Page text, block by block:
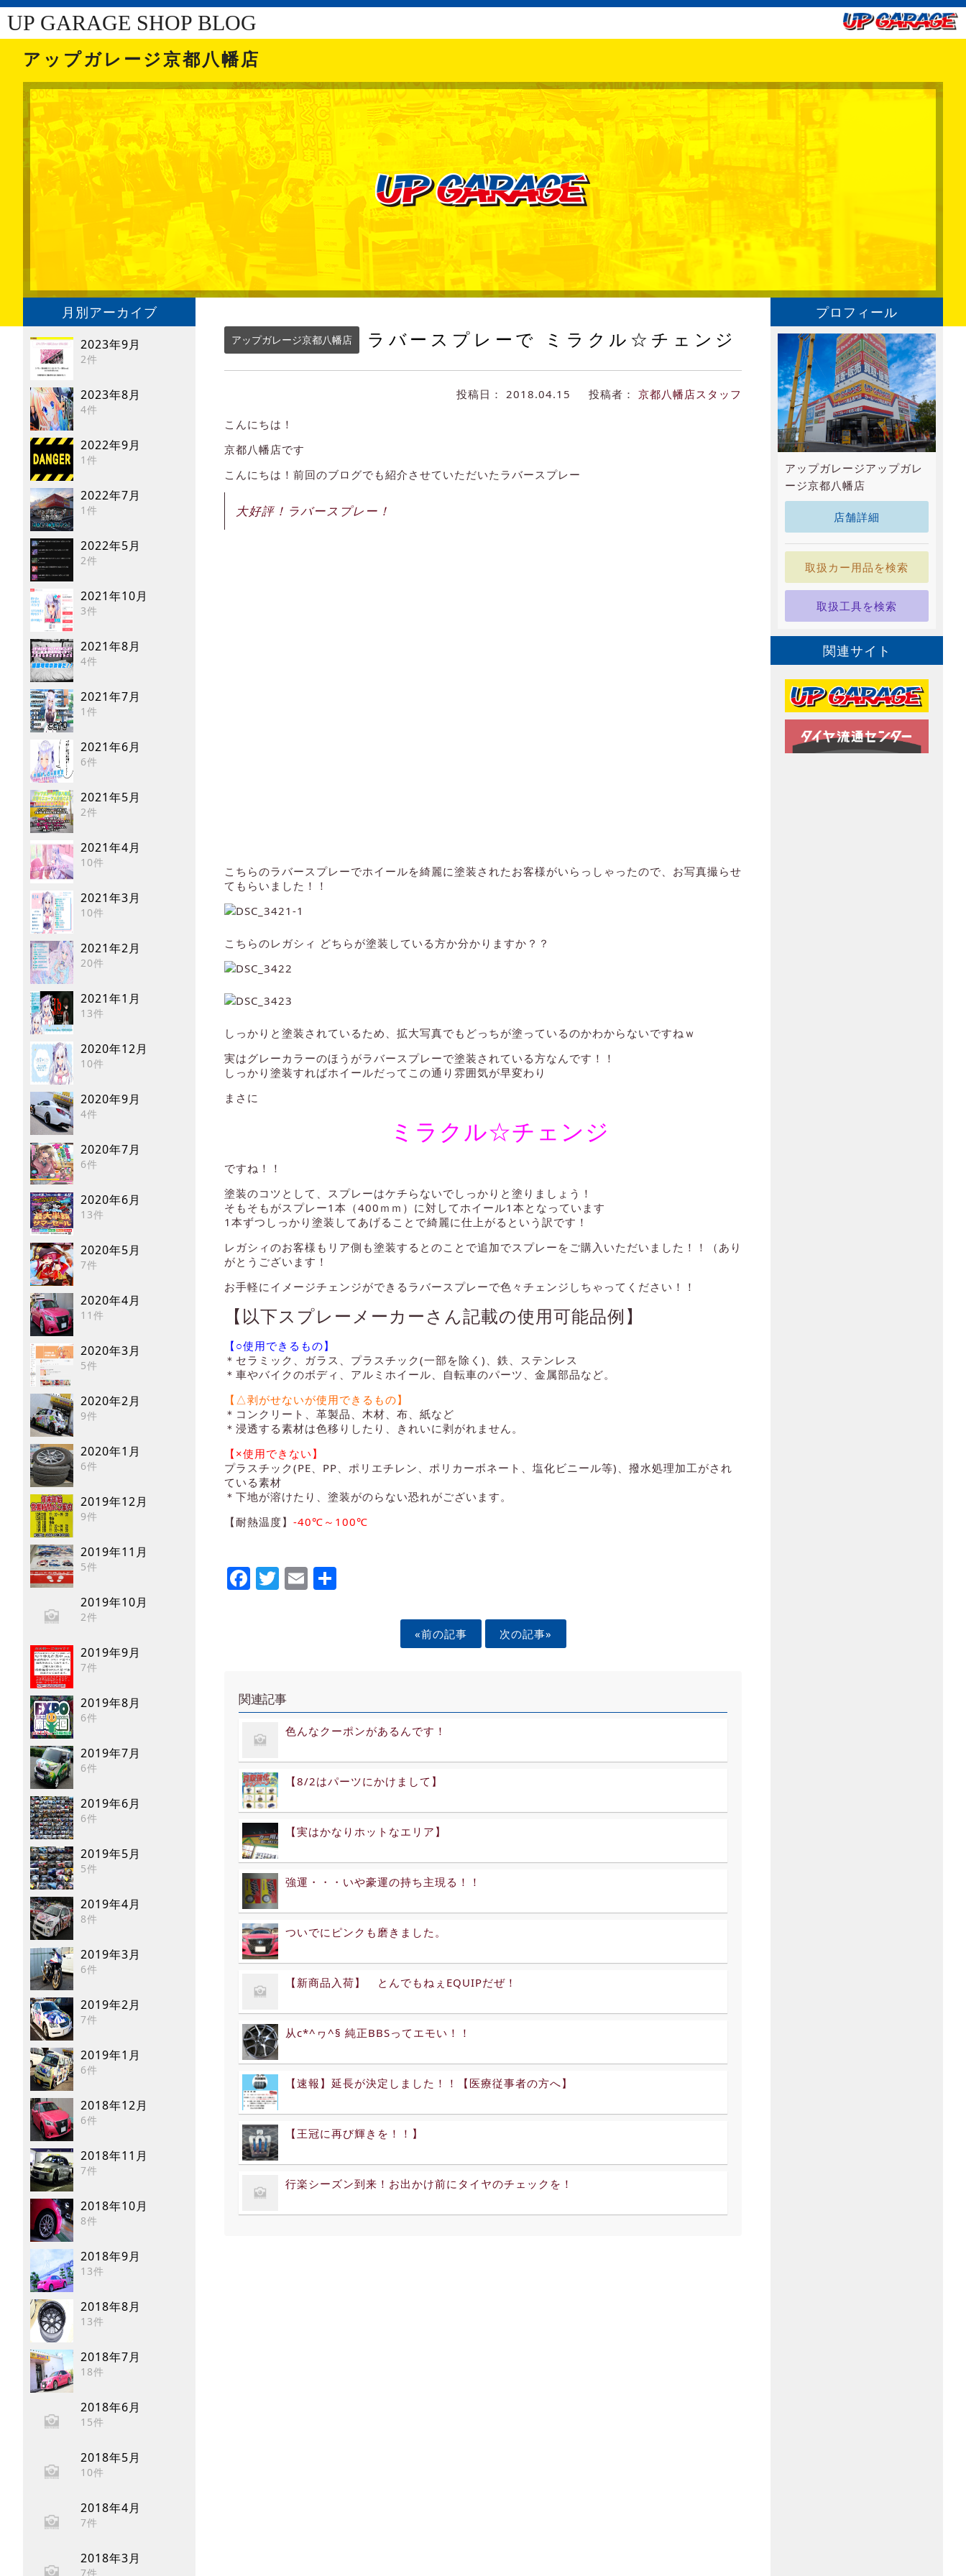
UP GARAGE SHOP BLOG
アップガレージ京都八幡店
月別アーカイブ
2023年9月
2件
2023年8月
4件
2022年9月
1件
2022年7月
1件
2022年5月
2件
2021年10月
3件
2021年8月
4件
2021年7月
1件
2021年6月
6件
2021年5月
2件
2021年4月
10件
2021年3月
10件
2021年2月
20件
2021年1月
13件
2020年12月
10件
2020年9月
4件
2020年7月
6件
2020年6月
13件
2020年5月
7件
2020年4月
11件
2020年3月
5件
2020年2月
9件
2020年1月
6件
2019年12月
9件
2019年11月
5件
2019年10月
2件
2019年9月
7件
2019年8月
6件
2019年7月
6件
2019年6月
6件
2019年5月
5件
2019年4月
8件
2019年3月
6件
2019年2月
7件
2019年1月
6件
2018年12月
6件
2018年11月
7件
2018年10月
8件
2018年9月
13件
2018年8月
13件
2018年7月
18件
2018年6月
15件
2018年5月
10件
2018年4月
7件
2018年3月
7件
アップガレージ京都八幡店 ラバースプレーで ミラクル☆チェンジ
投稿日： 2018.04.15 投稿者： 京都八幡店スタッフ
こんにちは！
京都八幡店です
こんにちは！前回のブログでも紹介させていただいたラバースプレー
大好評！ラバースプレー！
こちらのラバースプレーでホイールを綺麗に塗装されたお客様がいらっしゃったので、お写真撮らせ
てもらいました！！
こちらのレガシィ どちらが塗装している方か分かりますか？？
しっかりと塗装されているため、拡大写真でもどっちが塗っているのかわからないですねｗ
実はグレーカラーのほうがラバースプレーで塗装されている方なんです！！
しっかり塗装すればホイールだってこの通り雰囲気が早変わり
まさに
ミラクル☆チェンジ
ですね！！
塗装のコツとして、スプレーはケチらないでしっかりと塗りましょう！
そもそもがスプレー1本（400ｍｍ）に対してホイール1本となっています
1本ずつしっかり塗装してあげることで綺麗に仕上がるという訳です！
レガシィのお客様もリア側も塗装するとのことで追加でスプレーをご購入いただいました！！（あり
がとうございます！
お手軽にイメージチェンジができるラバースプレーで色々チェンジしちゃってください！！
【以下スプレーメーカーさん記載の使用可能品例】
【○使用できるもの】
＊セラミック、ガラス、プラスチック(一部を除く)、鉄、ステンレス
＊車やバイクのボディ、アルミホイール、自転車のパーツ、金属部品など。
【△剥がせないが使用できるもの】
＊コンクリート、革製品、木材、布、紙など
＊浸透する素材は色移りしたり、きれいに剥がれません。
【×使用できない】
プラスチック(PE、PP、ポリエチレン、ポリカーボネート、塩化ビニール等)、撥水処理加工がされ
ている素材
＊下地が溶けたり、塗装がのらない恐れがございます。
【耐熱温度】 -40℃～100℃
Facebook
Twitter
Email
«前の記事 次の記事»
関連記事
色んなクーポンがあるんです！
【8/2はパーツにかけまして】
【実はかなりホットなエリア】
強運・・・いや豪運の持ち主現る！！
ついでにピンクも磨きました。
【新商品入荷】 とんでもねぇEQUIPだぜ！
从c*^ヮ^§ 純正BBSってエモい！！
【速報】延長が決定しました！！【医療従事者の方へ】
【王冠に再び輝きを！！】
行楽シーズン到来！お出かけ前にタイヤのチェックを！
プロフィール
アップガレージアップガレ
ージ京都八幡店
店舗詳細
取扱カー用品を検索
取扱工具を検索
関連サイト